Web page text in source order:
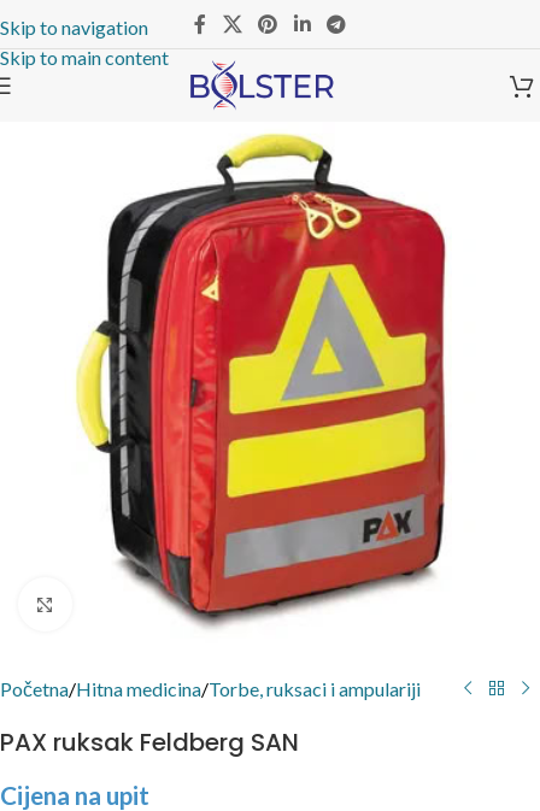
Skip to navigation
Skip to main content
Click to enlarge
Početna/Hitna medicina/Torbe, ruksaci i ampulariji
PAX ruksak Feldberg SAN
Cijena na upit